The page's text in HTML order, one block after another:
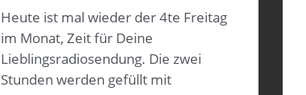
Heute ist mal wieder der 4te Freitag
im Monat, Zeit für Deine
Lieblingsradiosendung. Die zwei
Stunden werden gefüllt mit